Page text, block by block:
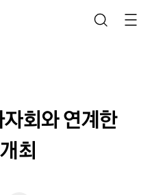
회와 연계한
최